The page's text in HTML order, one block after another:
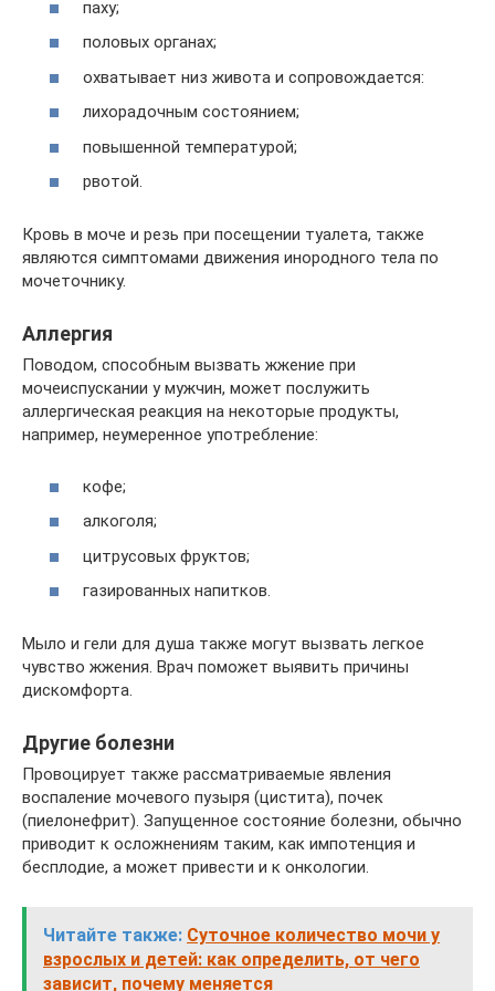
паху;
половых органах;
охватывает низ живота и сопровождается:
лихорадочным состоянием;
повышенной температурой;
рвотой.
Кровь в моче и резь при посещении туалета, также
являются симптомами движения инородного тела по
мочеточнику.
Аллергия
Поводом, способным вызвать жжение при
мочеиспускании у мужчин, может послужить
аллергическая реакция на некоторые продукты,
например, неумеренное употребление:
кофе;
алкоголя;
цитрусовых фруктов;
газированных напитков.
Мыло и гели для душа также могут вызвать легкое
чувство жжения. Врач поможет выявить причины
дискомфорта.
Другие болезни
Провоцирует также рассматриваемые явления
воспаление мочевого пузыря (цистита), почек
(пиелонефрит). Запущенное состояние болезни, обычно
приводит к осложнениям таким, как импотенция и
бесплодие, а может привести и к онкологии.
Читайте также: Суточное количество мочи у
взрослых и детей: как определить, от чего
зависит, почему меняется